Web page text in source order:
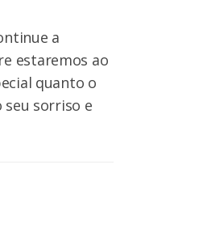
a
estaremos ao
quanto o
sorriso e